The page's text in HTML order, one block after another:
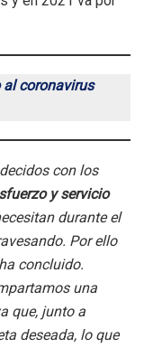
al coronavirus
con los
y servicio
durante el
Por ello
concluido.
una
que, junto a
deseada, lo que